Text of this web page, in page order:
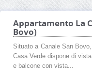
Appartamento La
Bovo)
Situato a Canale San
Casa Verde dispone di
e balcone con vista...